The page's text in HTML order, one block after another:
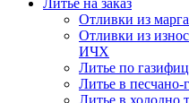
Литье на заказ
Отливки из
Отливки из
ИЧХ
Литье по
Литье в
Литье в